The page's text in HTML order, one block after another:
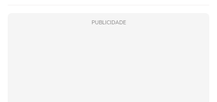
PUBLICIDADE